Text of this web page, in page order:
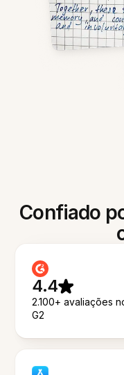
Confiado
4.4
2.100+ avaliações
G2